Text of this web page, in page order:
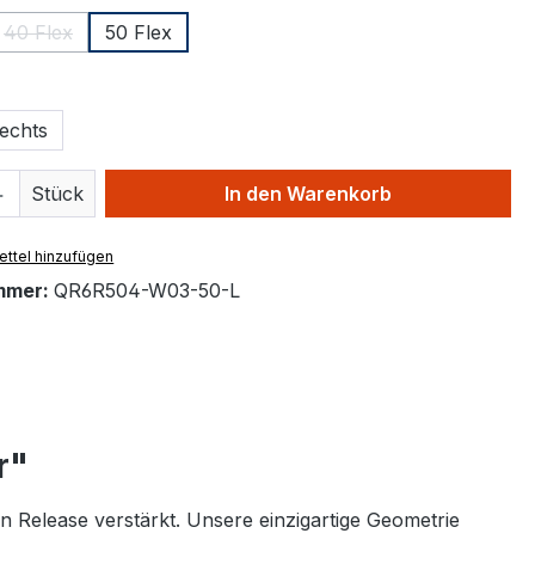
40 Flex
(Diese Option ist zurzeit nicht verfügbar.)
50 Flex
Anzahl: Gib den gewünschten Wert
Stück In den Warenkorb
hinzufügen
QR6R504-W03-50-L
verstärkt. Unsere einzigartige Geometrie